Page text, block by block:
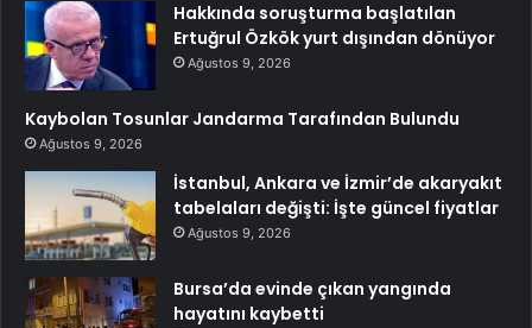
Hakkında soruşturma başlatılan
Ertuğrul Özkök yurt dışından dönüyor
Ağustos 9, 2026
Kaybolan Tosunlar Jandarma Tarafından Bulundu
Ağustos 9, 2026
İstanbul, Ankara ve İzmir’de akaryakıt
tabelaları değişti: İşte güncel fiyatlar
Ağustos 9, 2026
Bursa’da evinde çıkan yangında
hayatını kaybetti